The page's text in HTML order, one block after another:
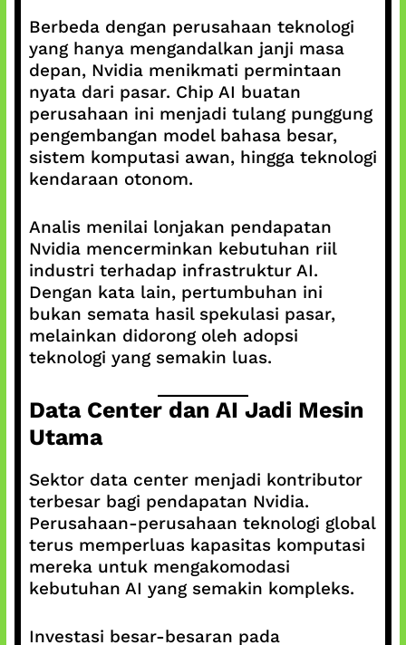
Berbeda dengan perusahaan teknologi
yang hanya mengandalkan janji masa
depan, Nvidia menikmati permintaan
nyata dari pasar. Chip AI buatan
perusahaan ini menjadi tulang punggung
pengembangan model bahasa besar,
sistem komputasi awan, hingga teknologi
kendaraan otonom.
Analis menilai lonjakan pendapatan
Nvidia mencerminkan kebutuhan riil
industri terhadap infrastruktur AI.
Dengan kata lain, pertumbuhan ini
bukan semata hasil spekulasi pasar,
melainkan didorong oleh adopsi
teknologi yang semakin luas.
Data Center dan AI Jadi Mesin
Utama
Sektor data center menjadi kontributor
terbesar bagi pendapatan Nvidia.
Perusahaan-perusahaan teknologi global
terus memperluas kapasitas komputasi
mereka untuk mengakomodasi
kebutuhan AI yang semakin kompleks.
Investasi besar-besaran pada